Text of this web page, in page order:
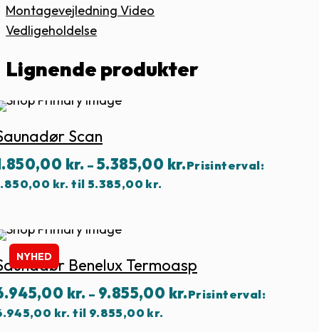
Montagevejledning Video
Vedligeholdelse
Lignende produkter
Scan
kr. – 5.385,00 kr.Prisinterval:
kr. til 5.385,00 kr.
NYHED Benelux Termoasp
kr. – 9.855,00 kr.Prisinterval:
kr. til 9.855,00 kr.